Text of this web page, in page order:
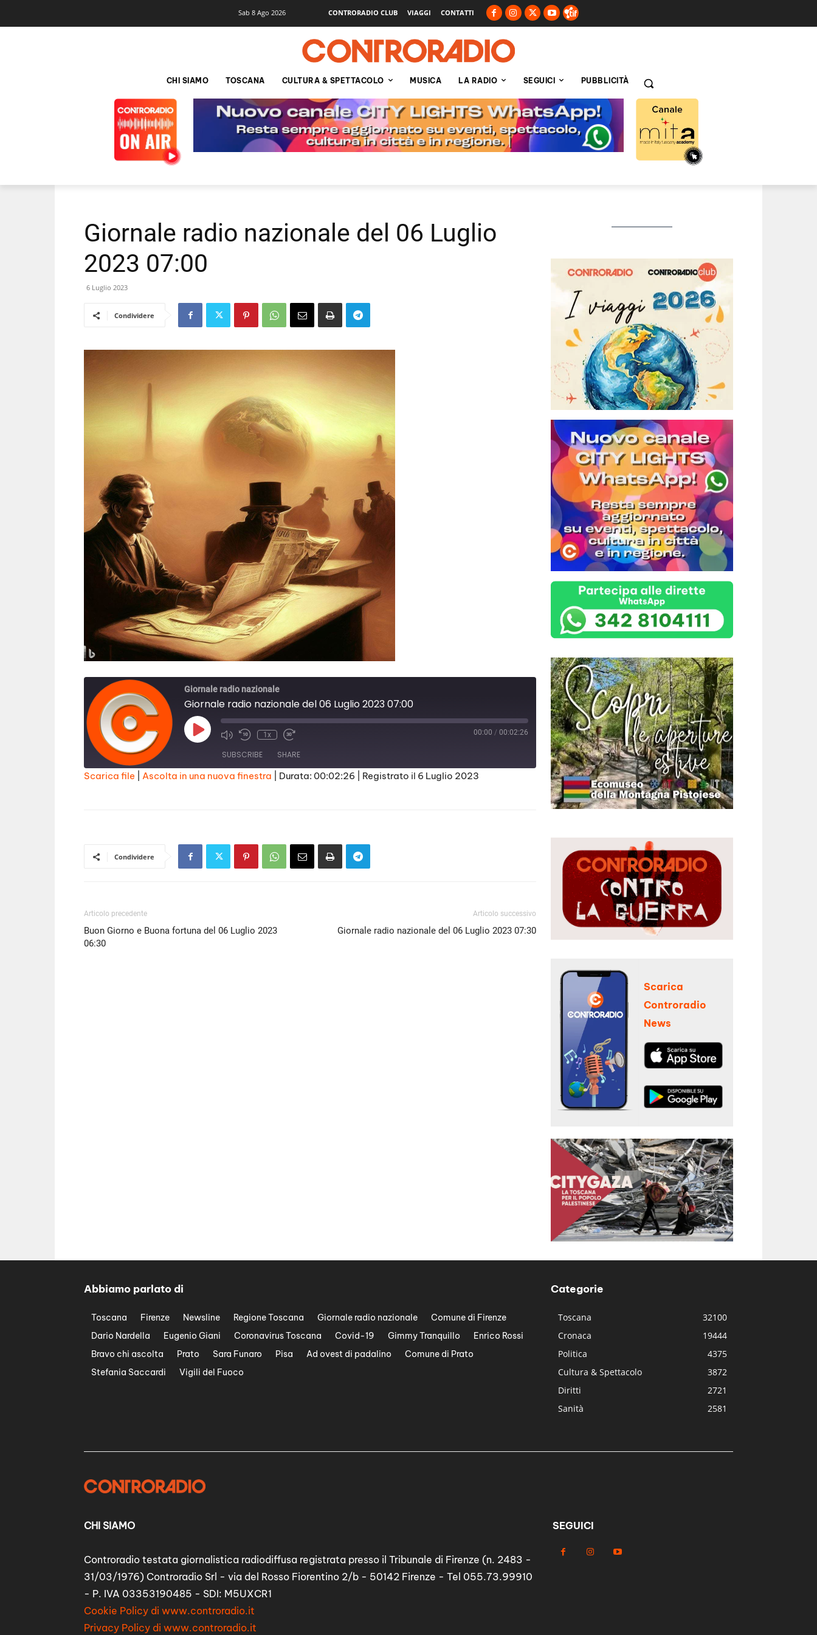
Sab 8 Ago 2026 CONTRORADIO CLUB VIAGGI CONTATTI
CHI SIAMO TOSCANA CULTURA & SPETTACOLO MUSICA LA RADIO SEGUICI PUBBLICITÀ
Giornale radio nazionale del 06 Luglio
2023 07:00
6 Luglio 2023
Condividere
Giornale radio nazionale
Giornale radio nazionale del 06 Luglio 2023 07:00
Play
Episode
1x 00:00 / 00:02:26
SUBSCRIBE SHARE
Scarica file Ascolta in una nuova finestra Durata: 00:02:26 Registrato il 6 Luglio 2023
Condividere
Articolo precedente
Buon Giorno e Buona fortuna del 06 Luglio 2023
06:30
Articolo successivo
Giornale radio nazionale del 06 Luglio 2023 07:30
Scarica
Controradio
News
Abbiamo parlato di
Toscana Firenze Newsline Regione Toscana Giornale radio nazionale
Comune di Firenze
Dario Nardella
Eugenio Giani Coronavirus Toscana Covid-19 Gimmy Tranquillo
Enrico Rossi
Bravo chi ascolta
Prato Sara Funaro Pisa Ad ovest di padalino
Comune di Prato
Stefania Saccardi
Vigili del Fuoco
Categorie
Toscana
32100
Cronaca
19444
Politica
4375
Cultura & Spettacolo
3872
Diritti
2721
Sanità
2581
CHI SIAMO
Controradio testata giornalistica radiodiffusa registrata presso il Tribunale di Firenze (n. 2483 -
31/03/1976) Controradio Srl - via del Rosso Fiorentino 2/b - 50142 Firenze - Tel 055.73.99910
- P. IVA 03353190485 - SDI: M5UXCR1
Cookie Policy di www.controradio.it
Privacy Policy di www.controradio.it
SEGUICI